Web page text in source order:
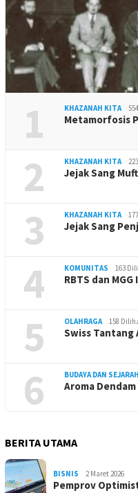
1 KHAZANAH KITA
Metamorfosis
2 KHAZANAH KITA
Jejak Sang
3 KHAZANAH KITA
Jejak Sang
4 KOMUNITAS 163
RBTS dan
5 OLAHRAGA 158
Swiss
6 BUDAYA DAN SEJARAH
Aroma
BERITA UTAMA
BISNIS 2 Maret 2026
Pemprov